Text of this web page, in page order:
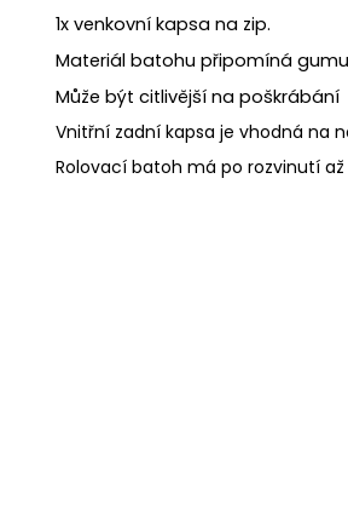
1x venkovní kapsa na zip.
Materiál batohu připomíná
Může být citlivější na poškrábání
Vnitřní zadní kapsa je vhodná na
Rolovací batoh má po rozvinutí